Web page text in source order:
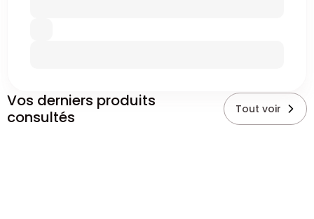
Vos derniers produits
consultés
Tout voir